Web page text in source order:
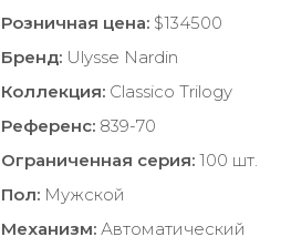
Розничная цена: $134500
Бренд: Ulysse Nardin
Коллекция: Classico Trilogy
Референс: 839-70
Ограниченная серия: 100 шт.
Пол: Мужской
Механизм: Автоматический